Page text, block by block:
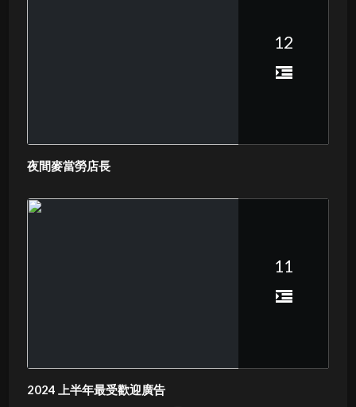
12
夜間麥當勞店長
11
2024 上半年最受歡迎廣告